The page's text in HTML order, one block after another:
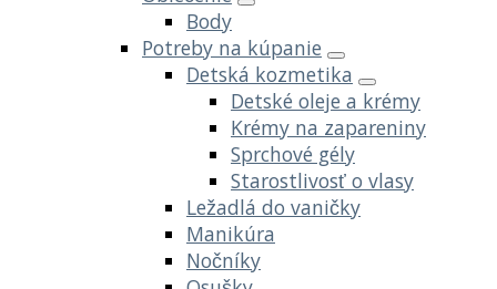
Body
Potreby na kúpanie
Detská kozmetika
Detské oleje a krémy
Krémy na zapareniny
Sprchové gély
Starostlivosť o vlasy
Ležadlá do vaničky
Manikúra
Nočníky